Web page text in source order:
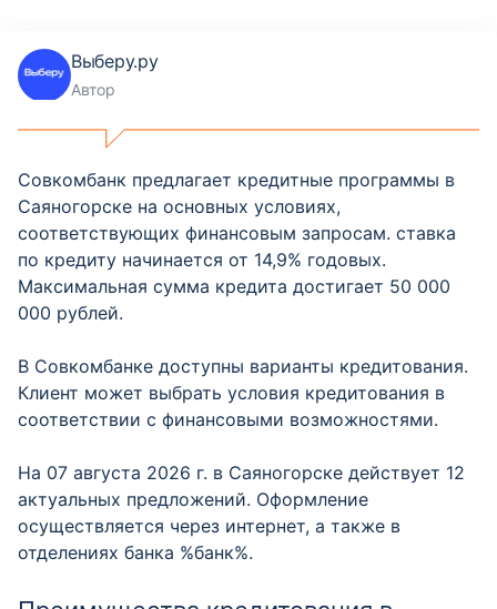
Выберу.ру
Автор
Совкомбанк предлагает кредитные программы в
Саяногорске на основных условиях,
соответствующих финансовым запросам. ставка
по кредиту начинается от 14,9% годовых.
Максимальная сумма кредита достигает 50 000
000 рублей.
В Совкомбанке доступны варианты кредитования.
Клиент может выбрать условия кредитования в
соответствии с финансовыми возможностями.
На 07 августа 2026 г. в Саяногорске действует 12
актуальных предложений. Оформление
осуществляется через интернет, а также в
отделениях банка %банк%.